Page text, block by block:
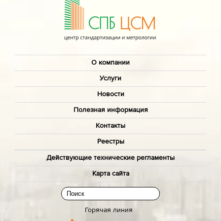
О компании
Услуги
Новости
Полезная информация
Контакты
Реестры
Действующие технические регламенты
Карта сайта
Горячая линия